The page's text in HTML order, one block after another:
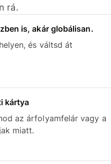
rá.
is, akár globálisan.
és váltsd át
kártya
az árfolyamfelár vagy a
miatt.